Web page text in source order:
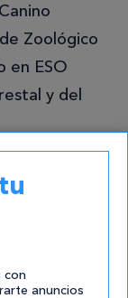
Zoológico
en ESO
y del
con
anuncios